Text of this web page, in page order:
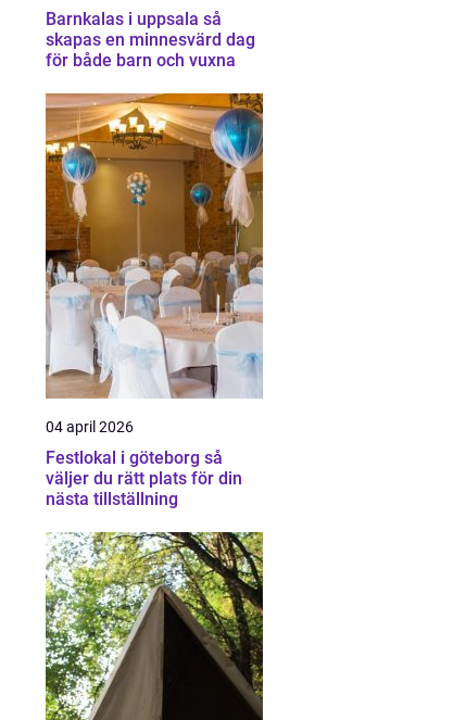
Barnkalas i uppsala så
skapas en minnesvärd dag
för både barn och vuxna
04 april 2026
Festlokal i göteborg så
väljer du rätt plats för din
nästa tillställning